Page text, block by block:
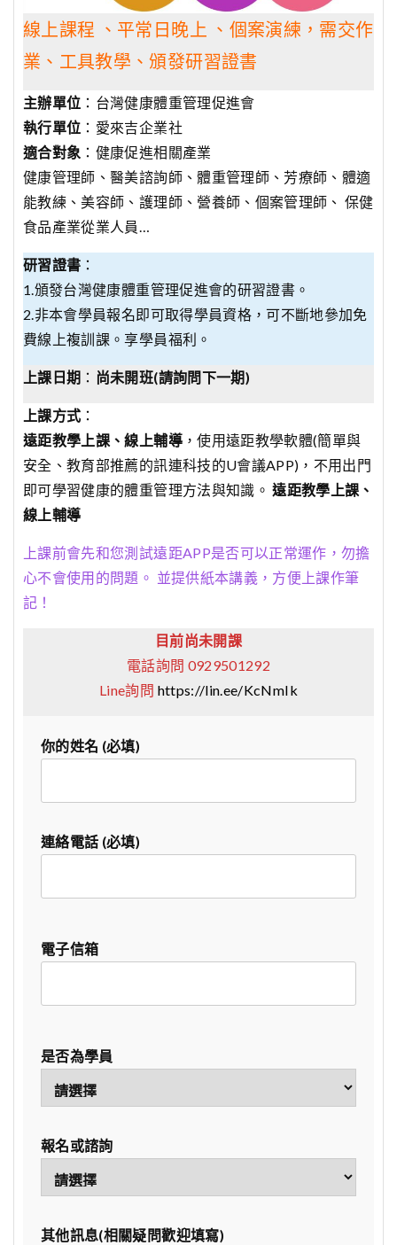
線上課程 、平常日晚上 、個案演練，需交作
業、工具教學、頒發研習證書
主辦單位 ：台灣健康體重管理促進會
執行單位 ：愛來吉企業社
適合對象 ：健康促進相關產業
健康管理師、醫美諮詢師、體重管理師、芳療師、體適
能教練、美容師、護理師、營養師、個案管理師、 保健
食品產業從業人員…
研習證書 ：
1.頒發台灣健康體重管理促進會的研習證書。
2.非本會學員報名即可取得學員資格，可不斷地參加免
費線上複訓課。享學員福利。
上課日期 ： 尚未開班(請詢問下一期)
上課方式 ：
遠距教學上課、線上輔導，使用遠距教學軟體(簡單與
安全、教育部推薦的訊連科技的U會議APP)，不用出門
即可學習健康的體重管理方法與知識。遠距教學上課、
線上輔導
上課前會先和您測試遠距APP是否可以正常運作，勿擔
心不會使用的問題。 並提供紙本講義，方便上課作筆
記！
目前尚未開課
電話詢問 0929501292
Line詢問 https://lin.ee/KcNmIk
你的姓名 (必填)
連絡電話 (必填)
電子信箱
是否為學員
報名或諮詢
其他訊息(相關疑問歡迎填寫)